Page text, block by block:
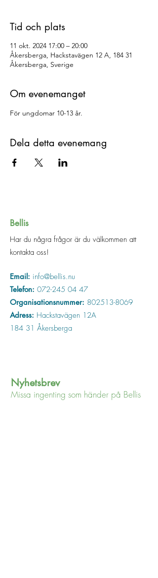
Tid och plats
11 okt. 2024 17:00 – 20:00
Åkersberga, Hackstavägen 12 A, 184 31
Åkersberga, Sverige
Om evenemanget
För ungdomar 10-13 år.
Dela detta evenemang
Bellis
Har du några frågor är du välkommen att
kontakta oss!
Email: info@bellis.nu
Telefon: 072-245 04 47
Organisationsnummer: 802513-8069
Adress: Hackstavägen 12A
184 31 Åkersberga
Nyhetsbrev
Missa ingenting som händer på Bellis